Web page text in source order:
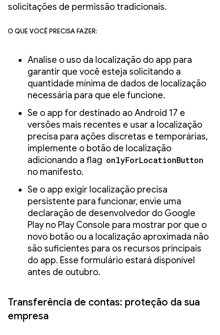
solicitações de permissão tradicionais.
O que você precisa fazer:
Analise o uso da localização do app para
garantir que você esteja solicitando a
quantidade mínima de dados de localização
necessária para que ele funcione.
Se o app for destinado ao Android 17 e
versões mais recentes e usar a localização
precisa para ações discretas e temporárias,
implemente o botão de localização
adicionando a flag onlyForLocationButton
no manifesto.
Se o app exigir localização precisa
persistente para funcionar, envie uma
declaração de desenvolvedor do Google
Play no Play Console para mostrar por que o
novo botão ou a localização aproximada não
são suficientes para os recursos principais
do app. Esse formulário estará disponível
antes de outubro.
Transferência de contas: proteção da sua
empresa